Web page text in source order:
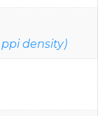
ppi density)